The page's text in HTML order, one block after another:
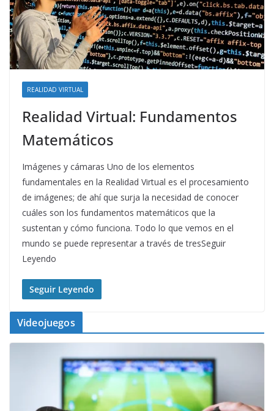
REALIDAD VIRTUAL
Realidad Virtual: Fundamentos
Matemáticos
Imágenes y cámaras Uno de los elementos
fundamentales en la Realidad Virtual es el procesamiento
de imágenes; de ahí que surja la necesidad de conocer
cuáles son los fundamentos matemáticos que la
sustentan y cómo funciona. Todo lo que vemos en el
mundo se puede representar a través de tresSeguir
Leyendo
Seguir Leyendo
Videojuegos